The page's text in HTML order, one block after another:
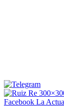
Facebook La